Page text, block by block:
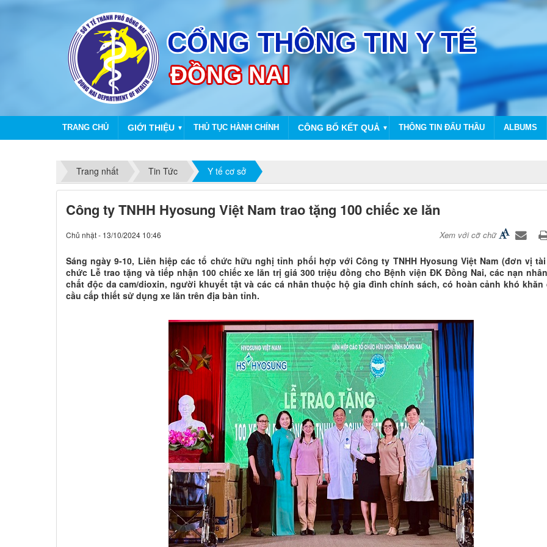
TRANG CHỦ GIỚI THIỆU ▼ THỦ TỤC HÀNH CHÍNH CÔNG BỐ KẾT QUẢ ▼ THÔNG TIN ĐẤU THẦU ALBUMS
Trang nhất Tin Tức Y tế cơ sở
Công ty TNHH Hyosung Việt Nam trao tặng 100 chiếc xe lăn
Chủ nhật - 13/10/2024 10:46 Xem với cỡ chữ
Sáng ngày 9-10, Liên hiệp các tổ chức hữu nghị tỉnh phối hợp với Công ty TNHH Hyosung Việt Nam (đơn vị
chức Lễ trao tặng và tiếp nhận 100 chiếc xe lăn trị giá 300 triệu đồng cho Bệnh viện ĐK Đồng Nai, các nạn
chất độc da cam/dioxin, người khuyết tật và các cá nhân thuộc hộ gia đình chính sách, có hoàn cảnh khó khăn
cầu cấp thiết sử dụng xe lăn trên địa bàn tỉnh.